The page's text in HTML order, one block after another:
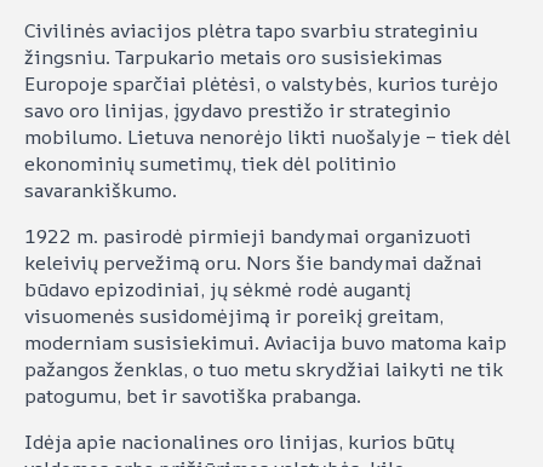
Civilinės aviacijos plėtra tapo svarbiu strateginiu
žingsniu. Tarpukario metais oro susisiekimas
Europoje sparčiai plėtėsi, o valstybės, kurios turėjo
savo oro linijas, įgydavo prestižo ir strateginio
mobilumo. Lietuva nenorėjo likti nuošalyje – tiek dėl
ekonominių sumetimų, tiek dėl politinio
savarankiškumo.
1922 m. pasirodė pirmieji bandymai organizuoti
keleivių pervežimą oru. Nors šie bandymai dažnai
būdavo epizodiniai, jų sėkmė rodė augantį
visuomenės susidomėjimą ir poreikį greitam,
moderniam susisiekimui. Aviacija buvo matoma kaip
pažangos ženklas, o tuo metu skrydžiai laikyti ne tik
patogumu, bet ir savotiška prabanga.
Idėja apie nacionalines oro linijas, kurios būtų